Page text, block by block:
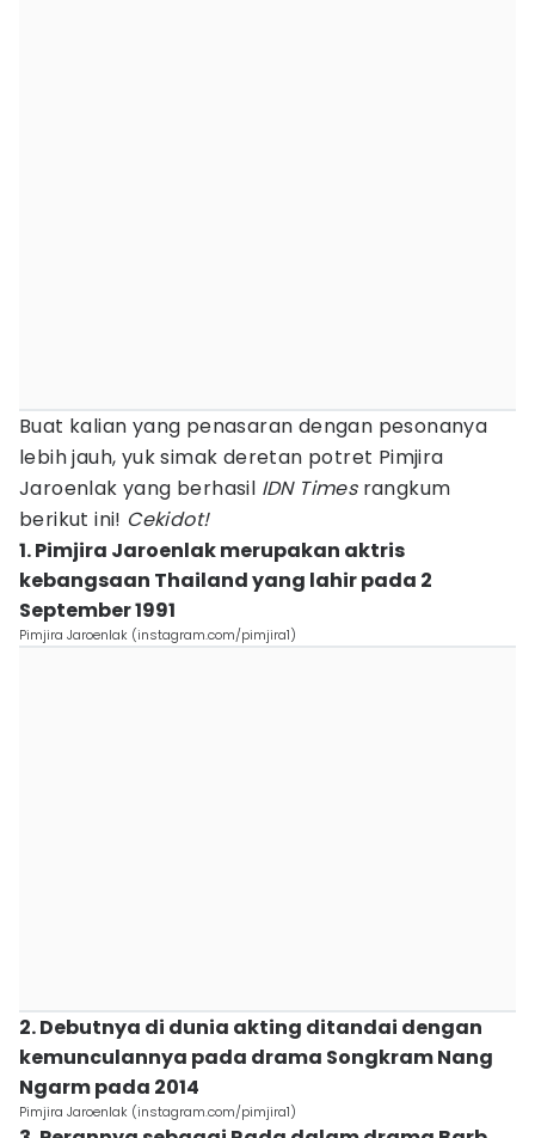
Buat kalian yang penasaran dengan pesonanya
lebih jauh, yuk simak deretan potret Pimjira
Jaroenlak yang berhasil IDN Timesrangkum
berikut ini! Cekidot!
1. Pimjira Jaroenlak merupakan aktris
kebangsaan Thailand yang lahir pada 2
September 1991
Pimjira Jaroenlak (instagram.com/pimjira1)
2. Debutnya di dunia akting ditandai dengan
kemunculannya pada drama Songkram Nang
Ngarm pada 2014
Pimjira Jaroenlak (instagram.com/pimjira1)